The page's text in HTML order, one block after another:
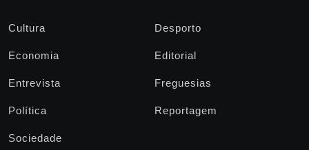
Cultura Desporto
Economia Editorial
Entrevista Freguesias
Política Reportagem
Sociedade